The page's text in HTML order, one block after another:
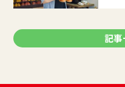
記事